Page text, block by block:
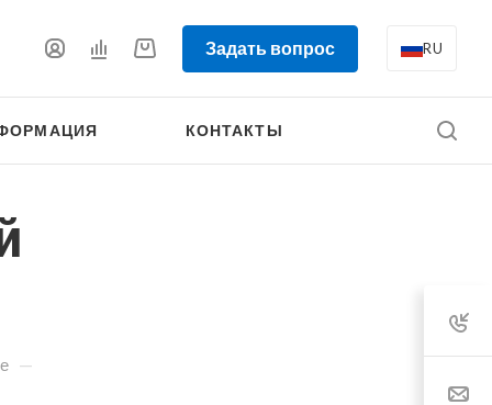
Задать вопрос RU
КОНТАКТЫ
—